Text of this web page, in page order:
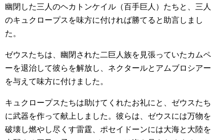
幽閉した三人のヘカトンケイル（百手巨人）たちと、三人
のキュクロープスを味方に付ければ勝てると助言しまし
た。
ゼウスたちは、幽閉された二巨人族を見張っていたカムペ
ーを退治して彼らを解放し、ネクタールとアムブロシアー
を与えて味方に付けました。
キュクロープスたちは助けてくれたお礼にと、ゼウスたち
に武器を作って献上しました。彼らは、ゼウスには万物を
破壊し燃やし尽くす雷霆、ポセイドーンには大海と大陸を